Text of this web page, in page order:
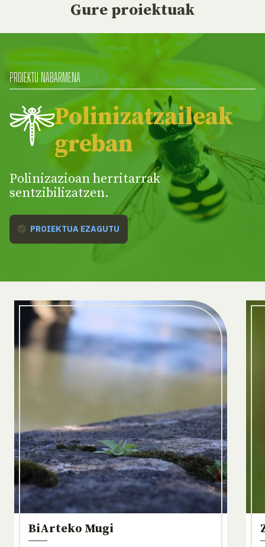
Gure proiektuak
PROIEKTU NABARMENA
Polinizatzaileak
greban
Polinizazioan herritarrak
sentzibilizatzen.
PROIEKTUA EZAGUTU
BiArteko Mugi